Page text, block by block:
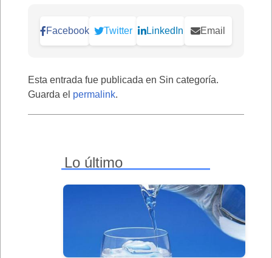
Facebook Twitter LinkedIn Email
Esta entrada fue publicada en Sin categoría.
Guarda el permalink.
Lo último